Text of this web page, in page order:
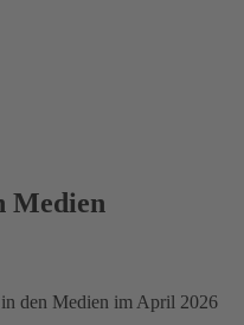
Medien
den Medien im April 2026